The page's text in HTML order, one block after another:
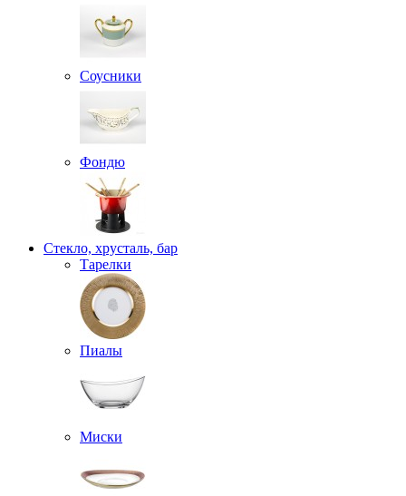
Соусники
Фондю
Стекло, хрусталь, бар
Тарелки
Пиалы
Миски